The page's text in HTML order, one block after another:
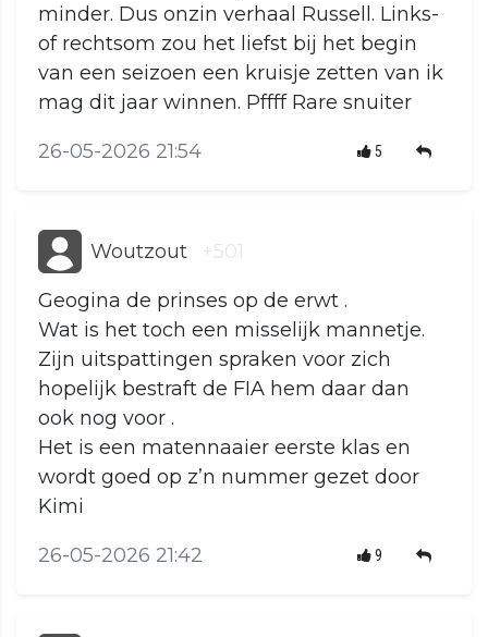
minder. Dus onzin verhaal Russell. Links-
of rechtsom zou het liefst bij het begin
van een seizoen een kruisje zetten van ik
mag dit jaar winnen. Pffff Rare snuiter
26-05-2026 21:54 5
Woutzout +501
Geogina de prinses op de erwt .
Wat is het toch een misselijk mannetje.
Zijn uitspattingen spraken voor zich
hopelijk bestraft de FIA hem daar dan
ook nog voor .
Het is een matennaaier eerste klas en
wordt goed op z’n nummer gezet door
Kimi
26-05-2026 21:42 9